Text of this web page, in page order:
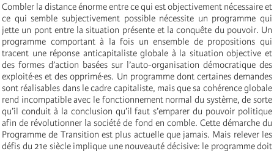
Combler la distance énorme entre ce qui est objectivement nécessaire et
ce qui semble subjectivement possible nécessite un programme qui
jette un pont entre la situation présente et la conquête du pouvoir. Un
programme comportant à la fois un ensemble de propositions qui
tracent une réponse anticapitaliste globale à la situation objective et
des formes d’action basées sur l’auto-organisation démocratique des
exploité·es et des opprimé·es. Un programme dont certaines demandes
sont réalisables dans le cadre capitaliste, mais que sa cohérence globale
rend incompatible avec le fonctionnement normal du système, de sorte
qu’il conduit à la conclusion qu’il faut s’emparer du pouvoir politique
afin de révolutionner la société de fond en comble. Cette démarche du
Programme de Transition est plus actuelle que jamais. Mais relever les
défis du 21e siècle implique une nouveauté décisive: le programme doit